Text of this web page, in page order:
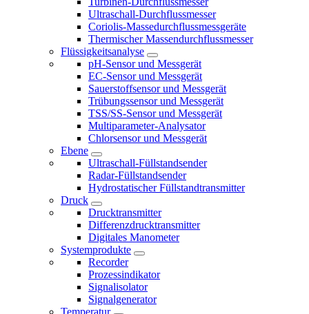
Ultraschall-Durchflussmesser
Coriolis-Massedurchflussmessgeräte
Thermischer Massendurchflussmesser
Flüssigkeitsanalyse
pH-Sensor und Messgerät
EC-Sensor und Messgerät
Sauerstoffsensor und Messgerät
Trübungssensor und Messgerät
TSS/SS-Sensor und Messgerät
Multiparameter-Analysator
Chlorsensor und Messgerät
Ebene
Ultraschall-Füllstandsender
Radar-Füllstandsender
Hydrostatischer Füllstandtransmitter
Druck
Drucktransmitter
Differenzdrucktransmitter
Digitales Manometer
Systemprodukte
Recorder
Prozessindikator
Signalisolator
Signalgenerator